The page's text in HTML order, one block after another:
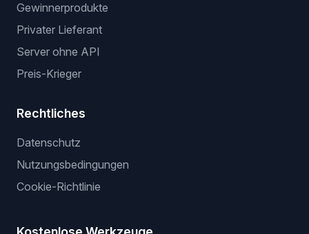
Gewinnerprodukte
Privater Lieferant
Server ohne API
Preis-Krieger
Rechtliches
Datenschutz
Nutzungsbedingungen
Cookie-Richtlinie